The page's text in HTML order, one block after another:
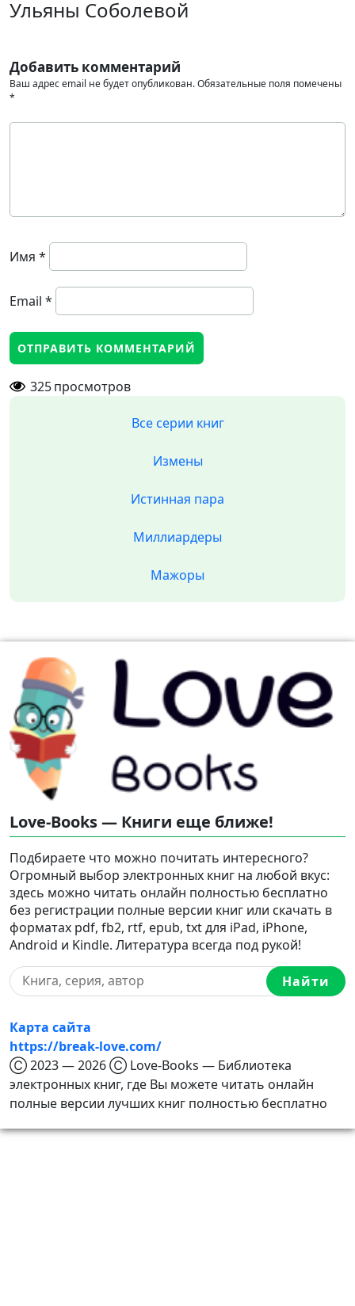
Ульяны Соболевой
Добавить комментарий
Ваш адрес email не будет опубликован.Обязательные поля помечены
*
Имя *
Email *
325просмотров
Все серии книг
Измены
Истинная пара
Миллиардеры
Мажоры
Love-Books — Книги еще ближе!
Подбираете что можно почитать интересного?
Огромный выбор электронных книг на любой вкус:
здесь можно читать онлайн полностью бесплатно
без регистрации полные версии книг или скачать в
форматах pdf, fb2, rtf, epub, txt для iPad, iPhone,
Android и Kindle. Литература всегда под рукой!
Найти
Карта сайта
https://break-love.com/
Ⓒ 2023 — 2026 Ⓒ Love-Books — Библиотека
электронных книг, где Вы можете читать онлайн
полные версии лучших книг полностью бесплатно